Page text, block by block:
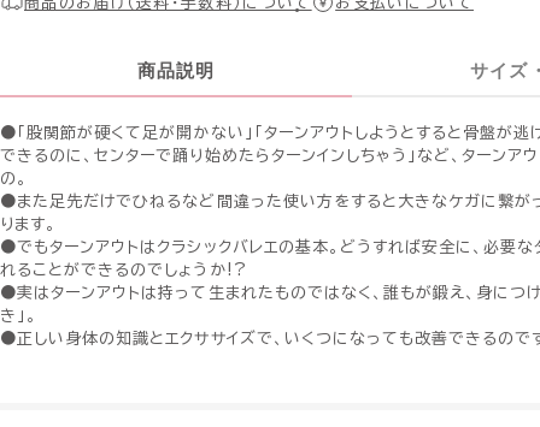
商品説明 サイズ
●「股関節が硬くて足が開かない」「ターンアウトしようとすると骨盤が逃
できるのに、センターで踊り始めたらターンインしちゃう」など、ターンア
の。
●また足先だけでひねるなど間違った使い方をすると大きなケガに繋が
ります。
●でもターンアウトはクラシックバレエの基本。どうすれば安全に、必要な
れることができるのでしょうか!?
●実はターンアウトは持って生まれたものではなく、誰もが鍛え、身につ
き」。
●正しい身体の知識とエクササイズで、いくつになっても改善できるので